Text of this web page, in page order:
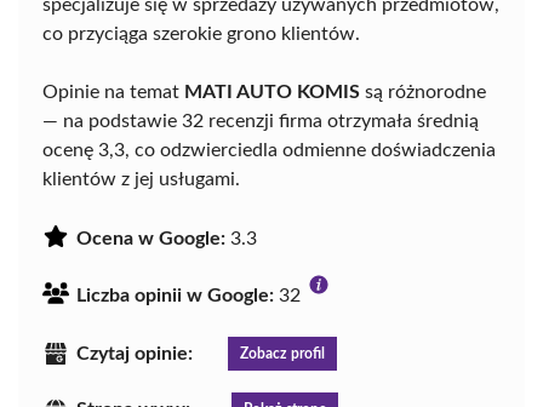
specjalizuje się w sprzedaży używanych przedmiotów,
co przyciąga szerokie grono klientów.
Opinie na temat MATI AUTO KOMIS są różnorodne
— na podstawie 32 recenzji firma otrzymała średnią
ocenę 3,3, co odzwierciedla odmienne doświadczenia
klientów z jej usługami.
Ocena w Google: 3.3
Liczba opinii w Google: 32
Czytaj opinie: Zobacz profil